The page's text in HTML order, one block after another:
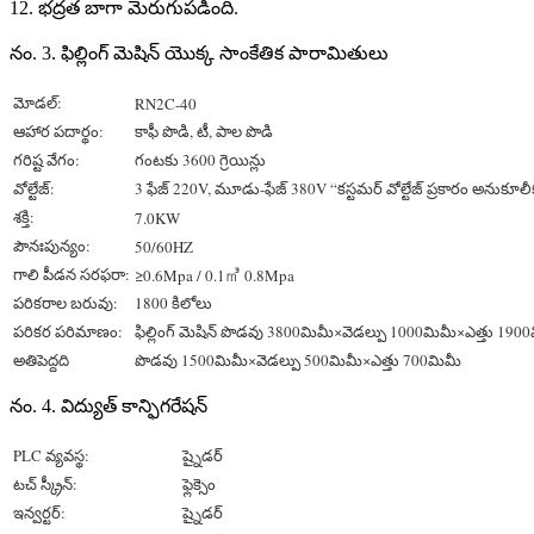
12. భద్రత బాగా మెరుగుపడింది.
నం. 3. ఫిల్లింగ్ మెషిన్ యొక్క సాంకేతిక పారామితులు
మోడల్:
RN2C-40
ఆహార పదార్థం:
కాఫీ పొడి, టీ, పాల పొడి
గరిష్ట వేగం:
గంటకు 3600 గ్రెయిన్లు
వోల్టేజ్:
3 ఫేజ్ 220V, మూడు-ఫేజ్ 380V “కస్టమర్ వోల్టేజ్ ప్రకారం
శక్తి:
7.0KW
పౌనఃపున్యం:
50/60HZ
గాలి పీడన సరఫరా: ≥0.6Mpa / 0.1㎥ 0.8Mpa
పరికరాల బరువు:
1800 కిలోలు
పరికర పరిమాణం:
ఫిల్లింగ్ మెషిన్ పొడవు 3800మిమీ×వెడల్పు 1000మిమీ×ఎత్తు
అతిపెద్దది
పొడవు 1500మిమీ×వెడల్పు 500మిమీ×ఎత్తు 700మిమీ
నం. 4. విద్యుత్ కాన్ఫిగరేషన్
PLC వ్యవస్థ:
ష్నైడర్
టచ్ స్క్రీన్:
ఫ్లెక్సెం
ఇన్వర్టర్:
ష్నైడర్